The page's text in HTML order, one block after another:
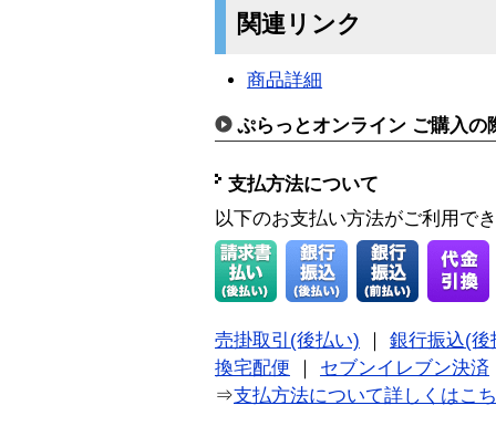
関連リンク
商品詳細
ぷらっとオンライン ご購入の
支払方法について
以下のお支払い方法がご利用で
売掛取引(後払い)
銀行振込(後
換宅配便
セブンイレブン決済
⇒支払方法について詳しくはこ